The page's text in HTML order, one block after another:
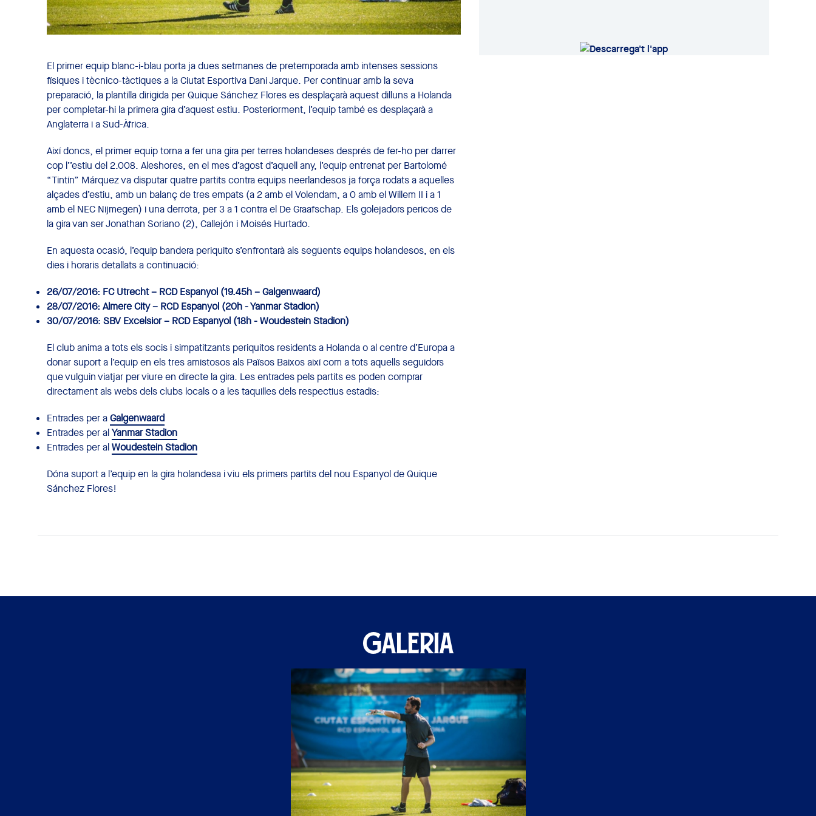
El primer equip blanc-i-blau porta ja dues setmanes de pretemporada amb intenses sessions
físiques i tècnico-tàctiques a la Ciutat Esportiva Dani Jarque. Per continuar amb la seva
preparació, la plantilla dirigida per Quique Sánchez Flores es desplaçarà aquest dilluns a Holanda
per completar-hi la primera gira d’aquest estiu. Posteriorment, l’equip també es desplaçarà a
Anglaterra i a Sud-Àfrica.
Així doncs, el primer equip torna a fer una gira per terres holandeses després de fer-ho per darrer
cop l’’estiu del 2.008. Aleshores, en el mes d’agost d’aquell any, l’equip entrenat per Bartolomé
“Tintín” Márquez va disputar quatre partits contra equips neerlandesos ja força rodats a aquelles
alçades d’estiu, amb un balanç de tres empats (a 2 amb el Volendam, a 0 amb el Willem II i a 1
amb el NEC Nijmegen) i una derrota, per 3 a 1 contra el De Graafschap. Els golejadors pericos de
la gira van ser Jonathan Soriano (2), Callejón i Moisés Hurtado.
En aquesta ocasió, l’equip bandera periquito s’enfrontarà als següents equips holandesos, en els
dies i horaris detallats a continuació:
26/07/2016: FC Utrecht – RCD Espanyol (19.45h – Galgenwaard)
28/07/2016: Almere City – RCD Espanyol (20h - Yanmar Stadion)
30/07/2016: SBV Excelsior – RCD Espanyol (18h - Woudestein Stadion)
El club anima a tots els socis i simpatitzants periquitos residents a Holanda o al centre d’Europa a
donar suport a l’equip en els tres amistosos als Països Baixos així com a tots aquells seguidors
que vulguin viatjar per viure en directe la gira. Les entrades pels partits es poden comprar
directament als webs dels clubs locals o a les taquilles dels respectius estadis:
Entrades per aGalgenwaard
Entrades per alYanmar Stadion
Entrades per alWoudestein Stadion
Dóna suport a l’equip en la gira holandesa i viu els primers partits del nou Espanyol de Quique
Sánchez Flores!
GALERIA